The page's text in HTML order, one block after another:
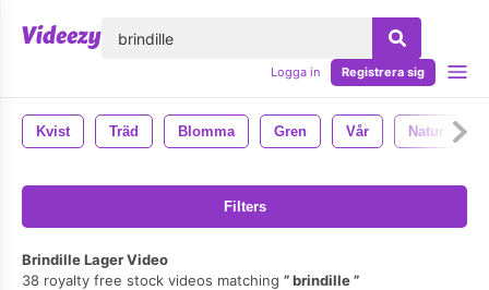
Logga in Registrera sig
Kvist Träd Blomma Gren Vår Natur
Filters
Brindille Lager Video
38 royalty free stock videos matching
brindille